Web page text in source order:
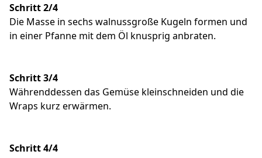
Schritt 2/4
Die Masse in sechs walnussgroße Kugeln formen und
in einer Pfanne mit dem Öl knusprig anbraten.
Schritt 3/4
Währenddessen das Gemüse kleinschneiden und die
Wraps kurz erwärmen.
Schritt 4/4